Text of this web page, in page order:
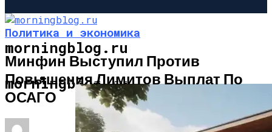
morningblog.ru
morningblog.ru
АРХИТЕКТУРА И ДИЗАЙН
Политика и экономика
Минфин Выступил Против
Повышения Лимитов Выплат По
ОСАГО